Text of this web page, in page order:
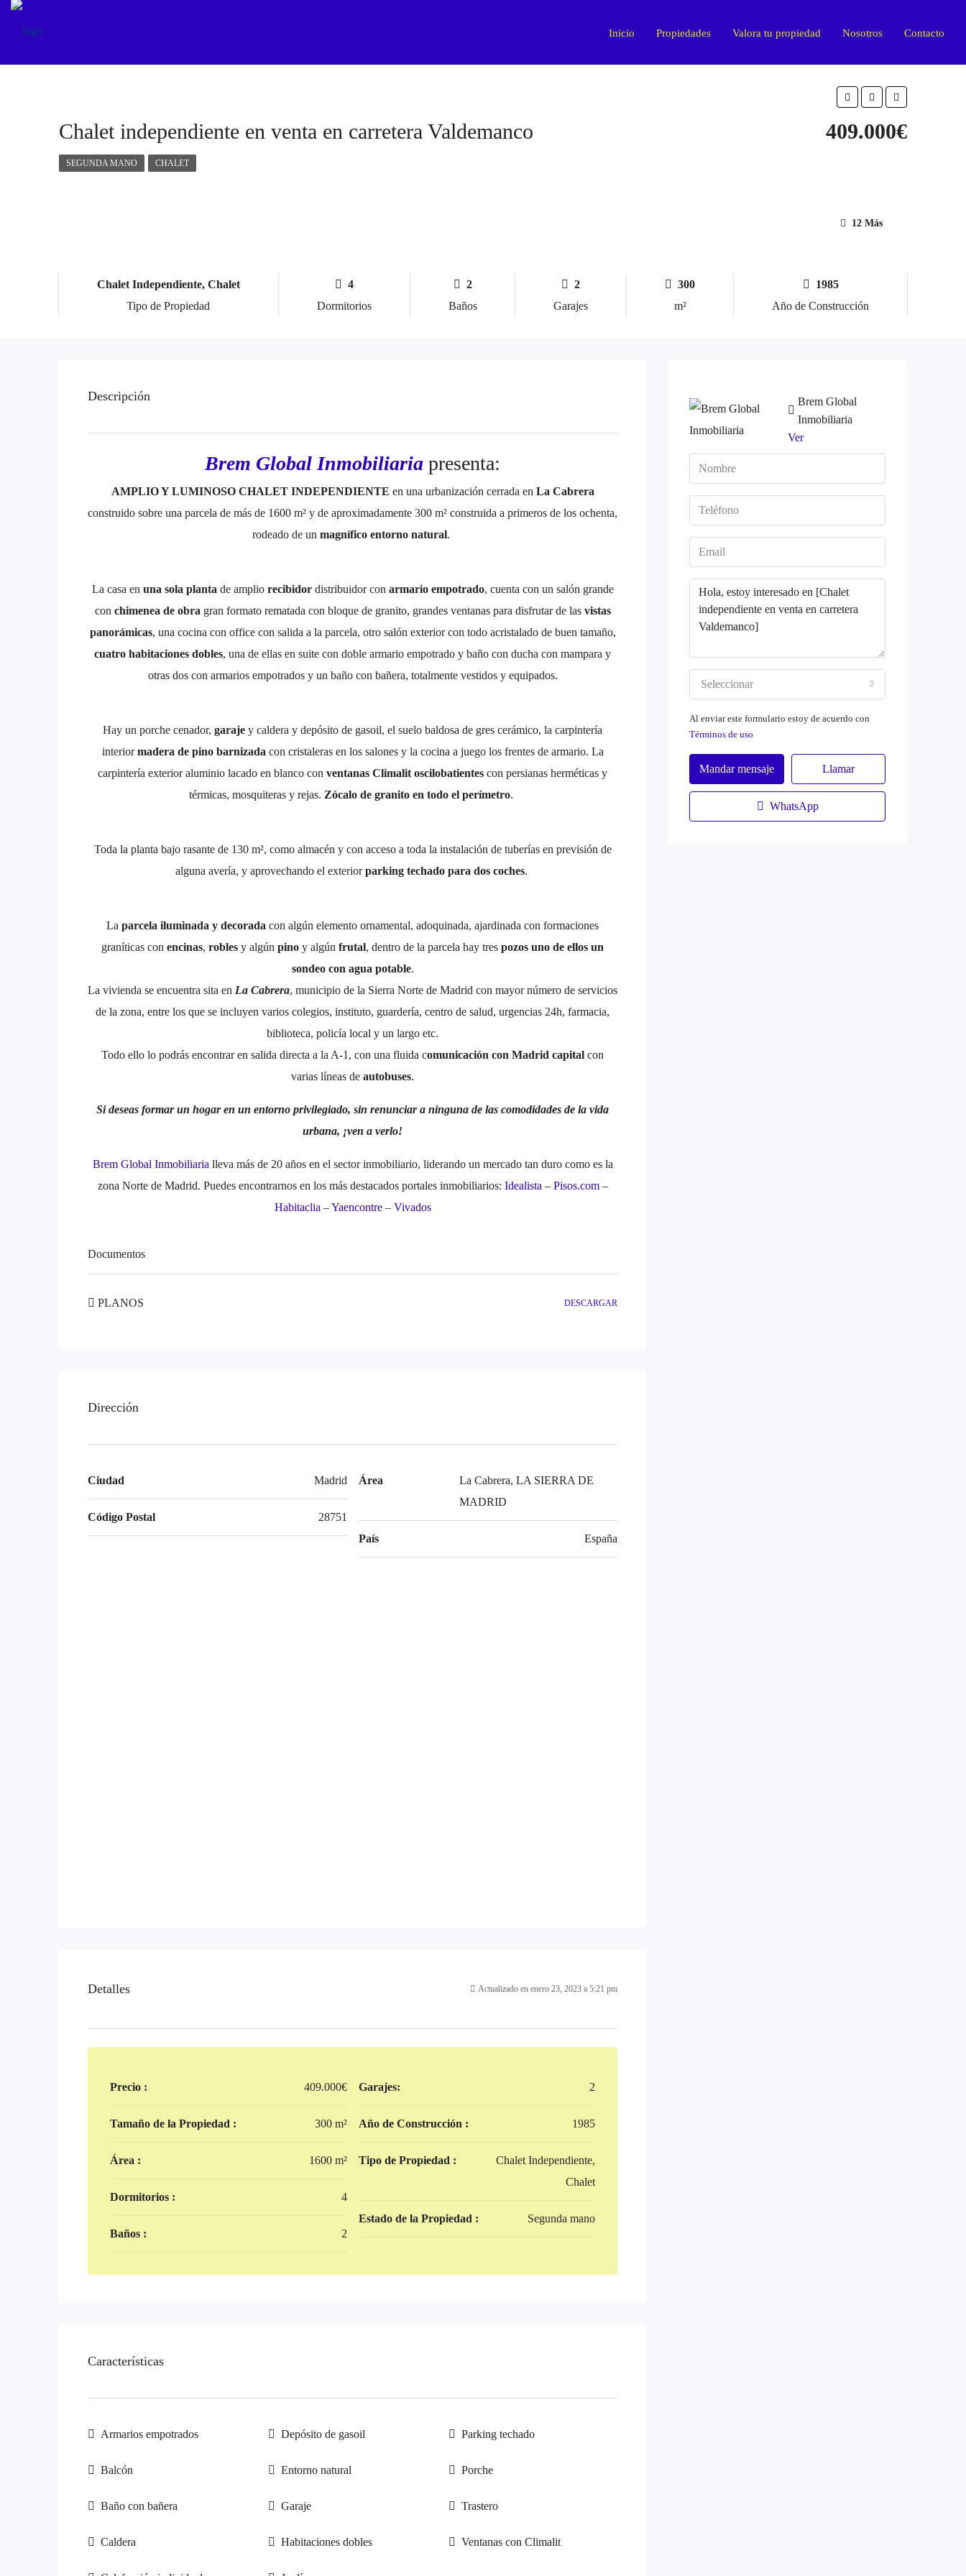
Inicio Propiedades Valora tu propiedad Nosotros Contacto
Chalet independiente en venta en carretera Valdemanco 409.000€
SEGUNDA MANO CHALET
12 Más
Chalet Independiente, Chalet
Tipo de Propiedad
4
Dormitorios
2
Baños
2
Garajes
300
m²
1985
Año de Construcción
Descripción
Brem Global Inmobiliaria presenta:
AMPLIO Y LUMINOSO CHALET INDEPENDIENTE en una urbanización cerrada en La Cabrera
construido sobre una parcela de más de 1600 m² y de aproximadamente 300 m² construida a primeros de los ochenta,
rodeado de un magnífico entorno natural.
La casa en una sola planta de amplio recibidor distribuidor con armario empotrado, cuenta con un salón grande
con chimenea de obra gran formato rematada con bloque de granito, grandes ventanas para disfrutar de las vistas
panorámicas, una cocina con office con salida a la parcela, otro salón exterior con todo acristalado de buen tamaño,
cuatro habitaciones dobles, una de ellas en suite con doble armario empotrado y baño con ducha con mampara y
otras dos con armarios empotrados y un baño con bañera, totalmente vestidos y equipados.
Hay un porche cenador, garaje y caldera y depósito de gasoil, el suelo baldosa de gres cerámico, la carpintería
interiormadera de pino barnizada con cristaleras en los salones y la cocina a juego los frentes de armario. La
carpintería exterior aluminio lacado en blanco con ventanas Climalit oscilobatientes con persianas herméticas y
térmicas, mosquiteras y rejas. Zócalo de granito en todo el perímetro.
Toda la planta bajo rasante de 130 m², como almacén y con acceso a toda la instalación de tuberías en previsión de
alguna avería, y aprovechando el exteriorparking techado para dos coches.
La parcela iluminada y decorada con algún elemento ornamental, adoquinada, ajardinada con formaciones
graníticas con encinas, robles y algún pino y algún frutal, dentro de la parcela hay tres pozos uno de ellos un
sondeo con agua potable.
La vivienda se encuentra sita en La Cabrera, municipio de la Sierra Norte de Madrid con mayor número de servicios
de la zona, entre los que se incluyen varios colegios, instituto, guardería, centro de salud, urgencias 24h, farmacia,
biblioteca, policía local y un largo etc.
Todo ello lo podrás encontrar en salida directa a la A-1, con una fluida comunicación con Madrid capital con
varias líneas de autobuses.
Si deseas formar un hogar en un entorno privilegiado, sin renunciar a ninguna de las comodidades de la vida
urbana, ¡ven a verlo!
Brem Global Inmobiliaria lleva más de 20 años en el sector inmobiliario, liderando un mercado tan duro como es la
zona Norte de Madrid. Puedes encontrarnos en los más destacados portales inmobiliarios: Idealista – Pisos.com–
Habitaclia –Yaencontre – Vivados
Documentos
PLANOS DESCARGAR
Dirección
Ciudad Madrid
Código Postal 28751
Área
La Cabrera, LA SIERRA DE
MADRID
País España
Detalles Actualizado en enero 23, 2023 a 5:21 pm
Precio : 409.000€
Tamaño de la Propiedad : 300 m²
Área : 1600 m²
Dormitorios : 4
Baños : 2
Garajes: 2
Año de Construcción : 1985
Tipo de Propiedad :
Chalet Independiente,
Chalet
Estado de la Propiedad : Segunda mano
Características
Armarios empotrados
Balcón
Baño con bañera
Caldera
Depósito de gasoil
Entorno natural
Garaje
Habitaciones dobles
Parking techado
Porche
Trastero
Ventanas con Climalit
Brem Global
Inmobiliaria
Ver
Seleccionar
Al enviar este formulario estoy de acuerdo con
Términos de uso
Mandar mensaje Llamar
WhatsApp